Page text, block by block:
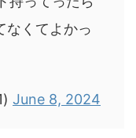
なくてよかっ
June 8, 2024